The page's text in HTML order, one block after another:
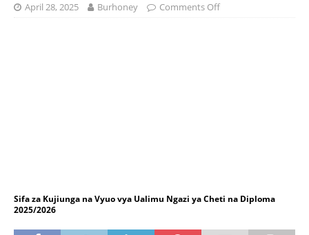
April 28, 2025 Burhoney Comments Off
Sifa za Kujiunga na Vyuo vya Ualimu Ngazi ya Cheti na Diploma
2025/2026